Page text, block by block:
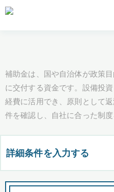
補助金は、国や自治体が政策
に交付する資金です。設備投
経費に活用でき、原則として
件を確認し、自社に合った制度
詳細条件を入力する
都道府県